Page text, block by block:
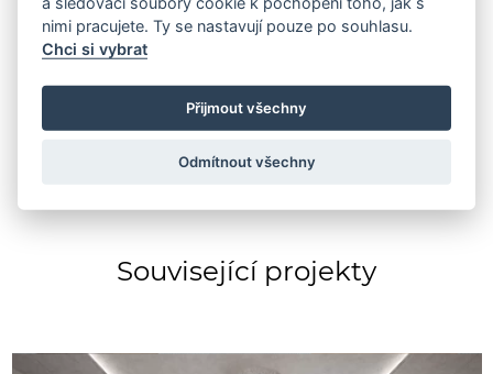
ZOBRAZIT PROFIL
Související projekty
nimi pracujete. Ty se nastavují pouze po souhlasu.
Chci si vybrat
Přijmout všechny
Odmítnout všechny